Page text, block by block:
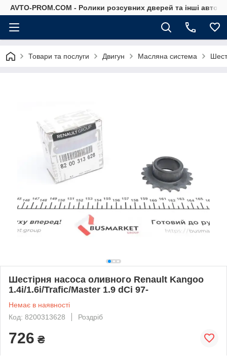
AVTO-PROM.COM - Ролики розсувних дверей та інші
Товари та послуги Двигун Масляна система
Шестірня насоса оливного Renault Kangoo
1.4i/1.6i/Trafic/Master 1.9 dCi 97-
Немає в наявності
Код: 8200313628
Роздріб
726 ₴